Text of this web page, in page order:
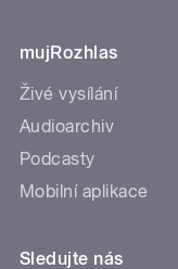
mujRozhlas
Živé vysílání
Audioarchiv
Podcasty
Mobilní aplikace
Sledujte nás